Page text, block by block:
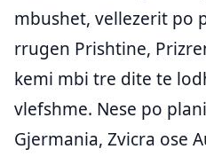
mbushet, vellezerit po
rrugen Prishtine,
kemi mbi tre dite te
vlefshme. Nese po
Gjermania, Zvicra ose